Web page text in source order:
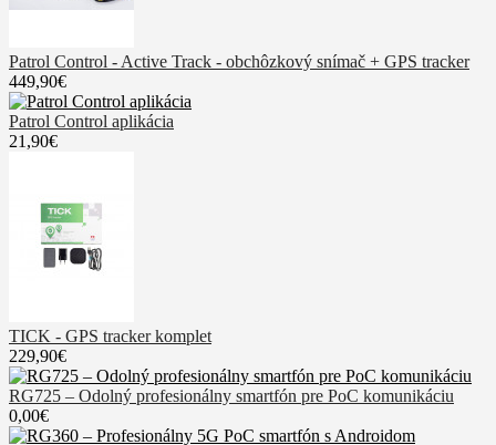
Patrol Control - Active Track - obchôzkový snímač + GPS tracker
449,90€
Patrol Control aplikácia
21,90€
TICK - GPS tracker komplet
229,90€
RG725 – Odolný profesionálny smartfón pre PoC komunikáciu
0,00€